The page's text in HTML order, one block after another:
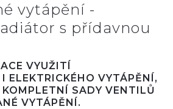
vytápění -
s přídavnou
VYUŽITÍ
ELEKTRICKÉHO VYTÁPĚNÍ,
KOMPLETNÍ SADY VENTILŮ
VYTÁPĚNÍ.